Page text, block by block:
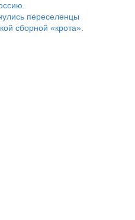
переселенцы
сборной «крота».